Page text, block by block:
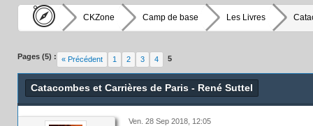
CKZone Camp de base Les Livres
Pages (5) : « Précédent 1 2 3 4 5
Catacombes et Carrières de Paris - René Suttel
Ven. 28 Sep 2018, 12:05